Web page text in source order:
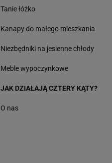
Tanie łóżko
Kanapy do małego mieszkania
Niezbędniki na jesienne chłody
Meble wypoczynkowe
JAK DZIAŁAJĄ CZTERY KĄTY?
O nas